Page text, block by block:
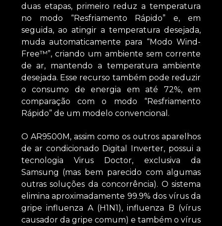
duas etapas, primeiro reduz a temperatura
no modo “Resfriamento Rápido” e, em
seguida, ao atingir a temperatura desejada,
muda automaticamente para “Modo Wind-
Free™”, criando um ambiente sem corrente
de ar, mantendo a temperatura ambiente
desejada. Esse recurso também pode reduzir
o consumo de energia em até 72%, em
comparação com o modo “Resfriamento
Rápido” de um modelo convencional.
O AR9500M, assim como os outros aparelhos
de ar condicionado Digital Inverter, possui a
tecnologia Virus Doctor, exclusiva da
Samsung (mas bem parecido com algumas
outras soluções da concorrência). O sistema
elimina aproximadamente 99.9% dos vírus da
gripe influenza A (H1N1), influenza B (vírus
causador da gripe comum) e também o vírus